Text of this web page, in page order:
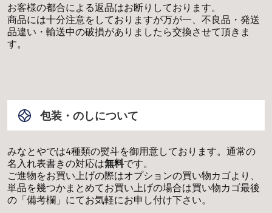
お客様の都合による返品はお断りしております。
商品には十分注意をしておりますが万が一、不良品・発送
品違い・輸送中の破損がありましたら交換させて頂きま
す。
包装・のしについて
みなとやでは4種類の熨斗を御用意しております。通常の
名入れ表書きの対応は無料です。
ご進物をお買い上げの際はオプションの買い物カゴより、
単品を幾つかまとめてお買い上げの場合は買い物カゴ最後
の「備考欄」にてお気軽にお申し付け下さい。